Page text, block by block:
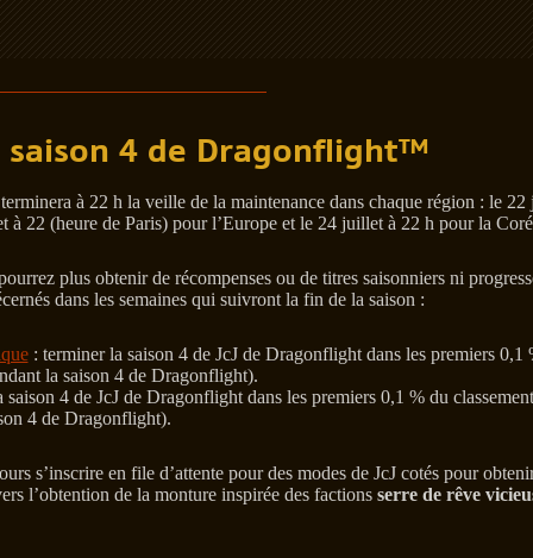
saison 4 de Dragonflight™
à 22 h la veille de la maintenance dans chaque région : le
22 (heure de Paris) pour l’Europe et le 24 juillet à 22 h pour la
plus obtenir de récompenses ou de titres saisonniers ni
dans les semaines qui suivront la fin de la saison :
: terminer la saison 4 de JcJ de Dragonflight dans les premiers 0,1
la saison 4 de Dragonflight).
4 de JcJ de Dragonflight dans les premiers 0,1 % du
4 de Dragonflight).
s’inscrire en file d’attente pour des modes de JcJ cotés pour
l’obtention de la monture inspirée des factions serre de rêve